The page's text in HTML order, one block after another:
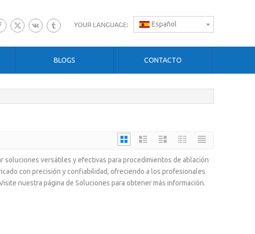
Español
BLOGS CONTACTO
soluciones versátiles y efectivas para procedimientos de ablación
con precisión y confiabilidad, ofreciendo a los profesionales
nuestra página de Soluciones para obtener más información.